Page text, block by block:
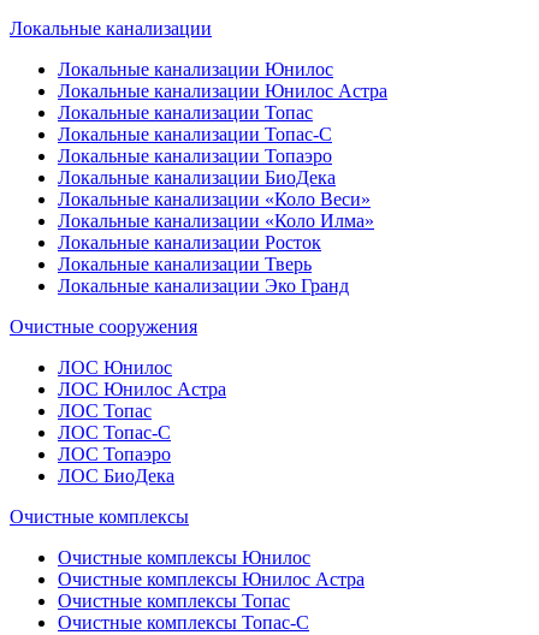
Локальные канализации
Локальные канализации Юнилос
Локальные канализации Юнилос Астра
Локальные канализации Топас
Локальные канализации Топас-С
Локальные канализации Топаэро
Локальные канализации БиоДека
Локальные канализации «Коло Веси»
Локальные канализации «Коло Илма»
Локальные канализации Росток
Локальные канализации Тверь
Локальные канализации Эко Гранд
Очистные сооружения
ЛОС Юнилос
ЛОС Юнилос Астра
ЛОС Топас
ЛОС Топас-С
ЛОС Топаэро
ЛОС БиоДека
Очистные комплексы
Очистные комплексы Юнилос
Очистные комплексы Юнилос Астра
Очистные комплексы Топас
Очистные комплексы Топас-С